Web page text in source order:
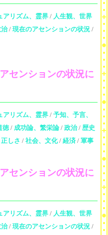
アリズム、霊界 / 人生観、世界
/ 現在のアセンションの状況 /
センションの状況に
アリズム、霊界 / 予知、予言、
徳/ 成功論、繁栄論 / 政治/ 歴史
しさ / 社会、文化/ 経済 / 軍事
センションの状況に
アリズム、霊界 / 人生観、世界
/ 現在のアセンションの状況 /